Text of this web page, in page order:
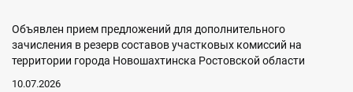
Объявлен прием предложений для дополнительного
зачисления в резерв составов участковых комиссий на
территории города Новошахтинска Ростовской области
10.07.2026